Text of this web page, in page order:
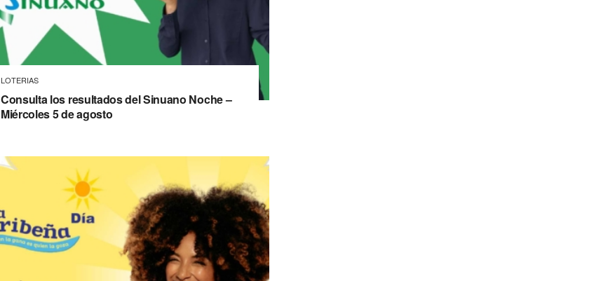
LOTERIAS
Consulta los resultados del Sinuano Noche –
Miércoles 5 de agosto